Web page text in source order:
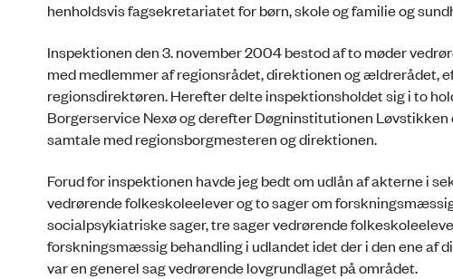
henholdsvis fagsekretariatet for børn, skole og familie og
Inspektionen den 3. november 2004 bestod af to møder
med medlemmer af regionsrådet, direktionen og ældrerådet,
regionsdirektøren. Herefter delte inspektionsholdet sig i to
Borgerservice Nexø og derefter Døgninstitutionen
samtale med regionsborgmesteren og direktionen.
Forud for inspektionen havde jeg bedt om udlån af akterne i
vedrørende folkeskoleelever og to sager om
socialpsykiatriske sager, tre sager vedrørende
forskningsmæssig behandling i udlandet idet der i den ene af
var en generel sag vedrørende lovgrundlaget på området.